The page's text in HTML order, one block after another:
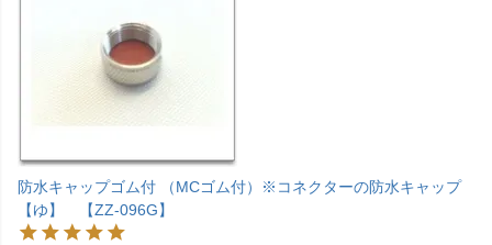
防水キャップゴム付 （MCゴム付）※コネクターの防水キャップ
【ゆ】 【ZZ-096G】